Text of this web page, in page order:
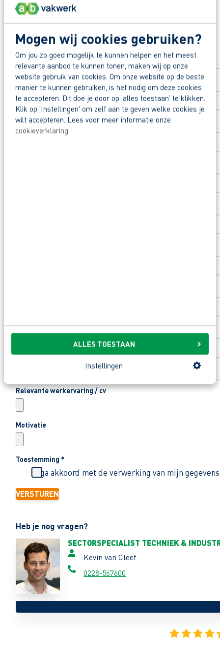
Mogen wij cookies gebruiken?
Om jou zo goed mogelijk te kunnen helpen en het meest
relevante aanbod te kunnen tonen, maken wij op onze
website gebruik van cookies. Om onze website op de beste
manier te kunnen gebruiken, is het nodig om deze cookies
te accepteren. Dit doe je door op ‘alles toestaan’ te klikken.
Klik op 'Instellingen' om zelf aan te geven welke cookies je
wilt accepteren. Lees voor meer informatie onze
cookieverklaring.
ALLES TOESTAAN
Instellingen
Reageer nu op deze vacature. Al binnen 1
Waarom solliciteren via AB Vakwerk?
Snel naar een vast contract.
Beoordeeld door flexkrachten met een 9+.
Opleidingsvoucher van € 1.000,00 voor een
Heb je eerst nog vragen? App, bel of mail dan
Solliciteer direct
Voornaam *
Achternaam*
*
Relevante werkervaring / cv
Motivatie
Toestemming *
Ik ga akkoord met de verwerking van mijn
VERSTUREN
Heb je nog vragen?
SECTORSPECIALIST TECHNIEK &
Kevin van Cleef
0228-567600